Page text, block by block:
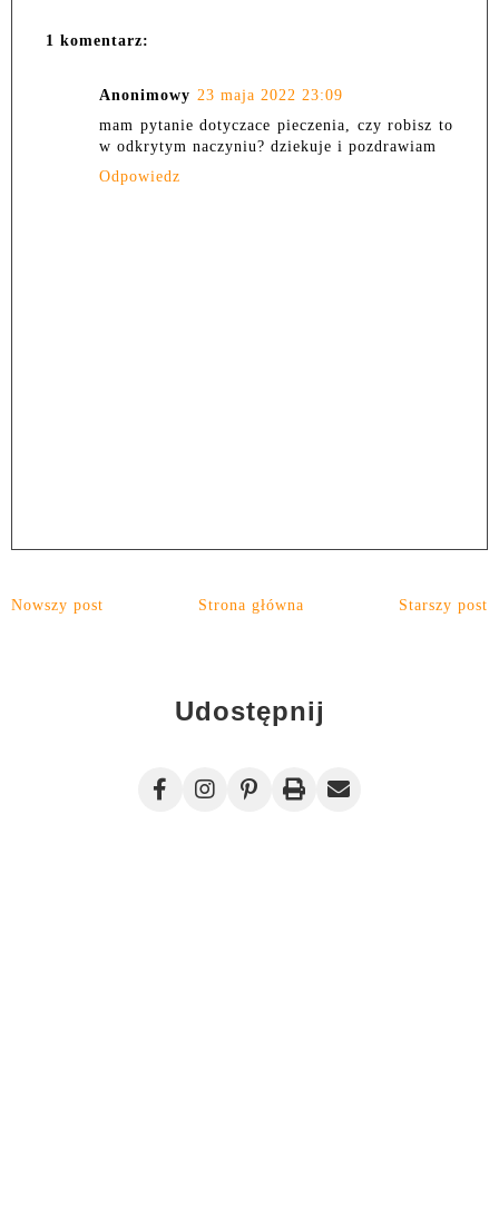
1 komentarz:
Anonimowy 23 maja 2022 23:09
mam pytanie dotyczace pieczenia, czy robisz to
w odkrytym naczyniu? dziekuje i pozdrawiam
Odpowiedz
Nowszy post Starszy post
Strona główna
Udostępnij